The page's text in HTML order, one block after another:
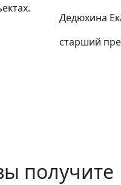
Дедюхина
старший
получите